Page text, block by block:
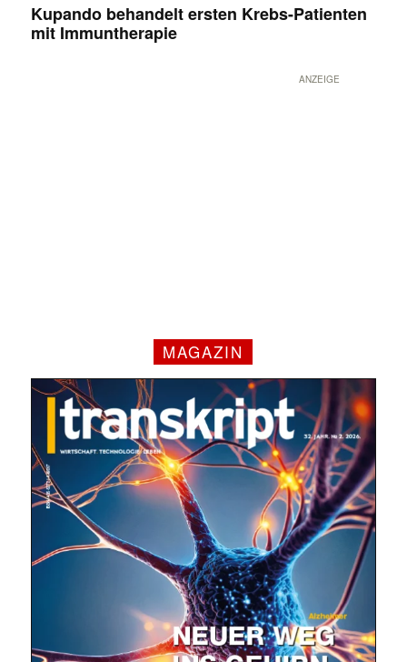
Kupando behandelt ersten Krebs-Patienten
mit Immuntherapie
ANZEIGE
MAGAZIN